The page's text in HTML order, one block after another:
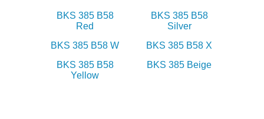
BKS 385 B58
Red
BKS 385 B58
Silver
BKS 385 B58 W
BKS 385 B58 X
BKS 385 B58
Yellow
BKS 385 Beige